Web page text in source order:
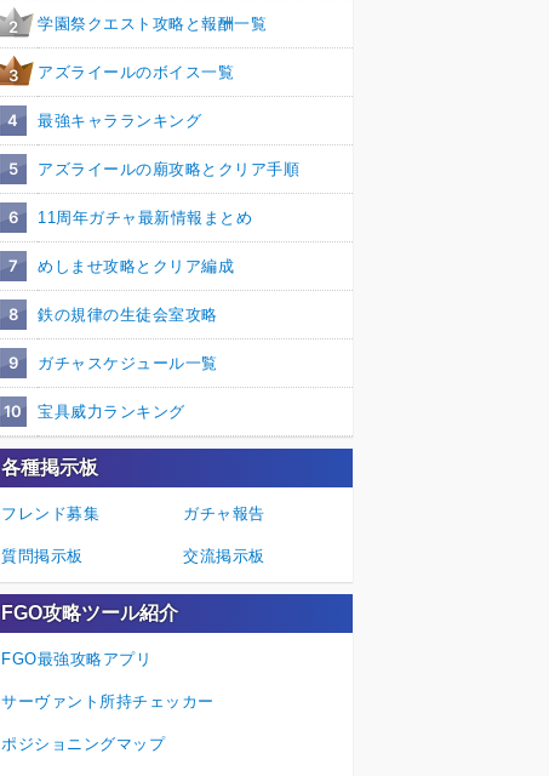
2 学園祭クエスト攻略と報酬一覧
3 アズライールのボイス一覧
4 最強キャラランキング
5 アズライールの廟攻略とクリア手順
6 11周年ガチャ最新情報まとめ
7 めしませ攻略とクリア編成
8 鉄の規律の生徒会室攻略
9 ガチャスケジュール一覧
10 宝具威力ランキング
各種掲示板
フレンド募集 ガチャ報告
質問掲示板 交流掲示板
FGO攻略ツール紹介
FGO最強攻略アプリ
サーヴァント所持チェッカー
ポジショニングマップ